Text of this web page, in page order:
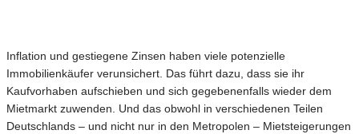
Inflation und gestiegene Zinsen haben viele potenzielle
Immobilienkäufer verunsichert. Das führt dazu, dass sie ihr
Kaufvorhaben aufschieben und sich gegebenenfalls wieder dem
Mietmarkt zuwenden. Und das obwohl in verschiedenen Teilen
Deutschlands – und nicht nur in den Metropolen – Mietsteigerungen